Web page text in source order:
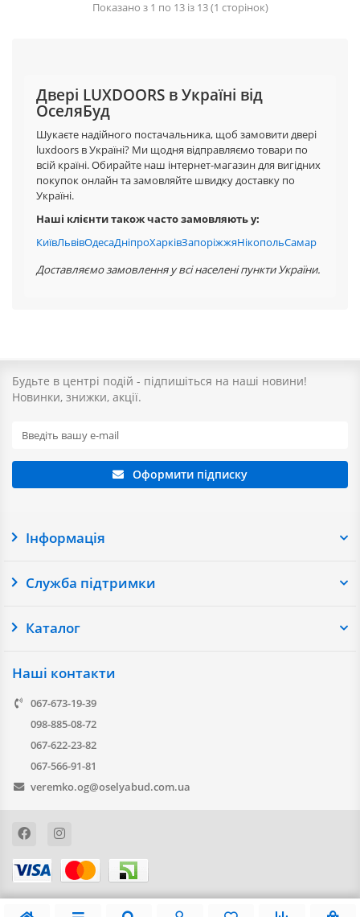
Показано з 1 по 13 із 13 (1 сторінок)
Двері LUXDOORS в Україні від
ОселяБуд
Шукаєте надійного постачальника, щоб замовити двері
luxdoors в Україні? Ми щодня відправляємо товари по
всій країні. Обирайте наш інтернет-магазин для вигідних
покупок онлайн та замовляйте швидку доставку по
Україні.
Наші клієнти також часто замовляють у:
КиївЛьвівОдесаДніпроХарківЗапоріжжяНікопольСамар
Доставляємо замовлення у всі населені пункти України.
Будьте в центрі подій - підпишіться на наші новини!
Новинки, знижки, акції.
Оформити підписку
Інформація
Служба підтримки
Каталог
Наші контакти
067-673-19-39
098-885-08-72
067-622-23-82
067-566-91-81
veremko.og@oselyabud.com.ua